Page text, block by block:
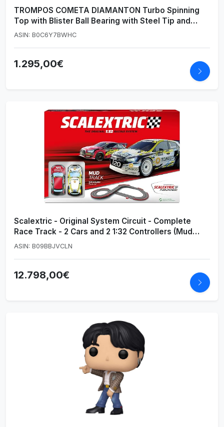
TROMPOS COMETA DIAMANTON Turbo Spinning
Top with Blister Ball Bearing with Steel Tip and
Diamond Texture, Random Colours, 1 Unit
ASIN: B0C6Y7BWHC
1.295,00€
Scalextric - Original System Circuit - Complete
Race Track - 2 Cars and 2 1:32 Controllers (Mud
Track)
ASIN: B09BBJVCLN
12.798,00€